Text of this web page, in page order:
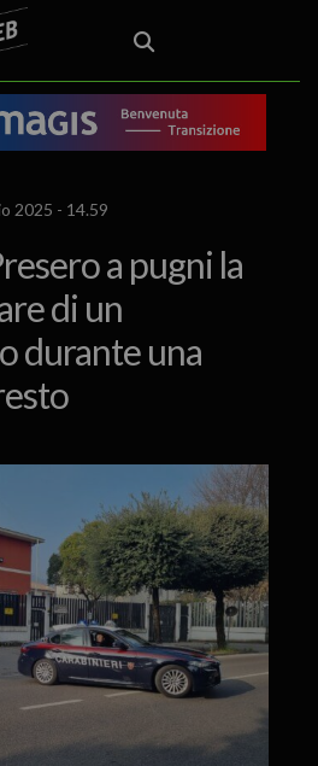
VENETO
VICENZA E PROVINCIA
ATTUALITA’ POLITICA
CURIOSITÀ – LIFESTYLE
CULTURA ARTE
2025 - 14.59
a pugni la
di un
durante una